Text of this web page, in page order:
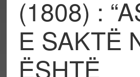
(1808) :
E SAKTË
ËSHTË